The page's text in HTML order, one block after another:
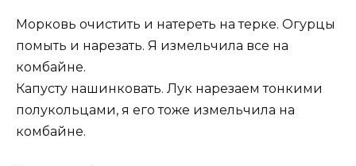
Морковь очистить и натереть на терке. Огурцы
помыть и нарезать. Я измельчила все на
комбайне.
Капусту нашинковать. Лук нарезаем тонкими
полукольцами, я его тоже измельчила на
комбайне.